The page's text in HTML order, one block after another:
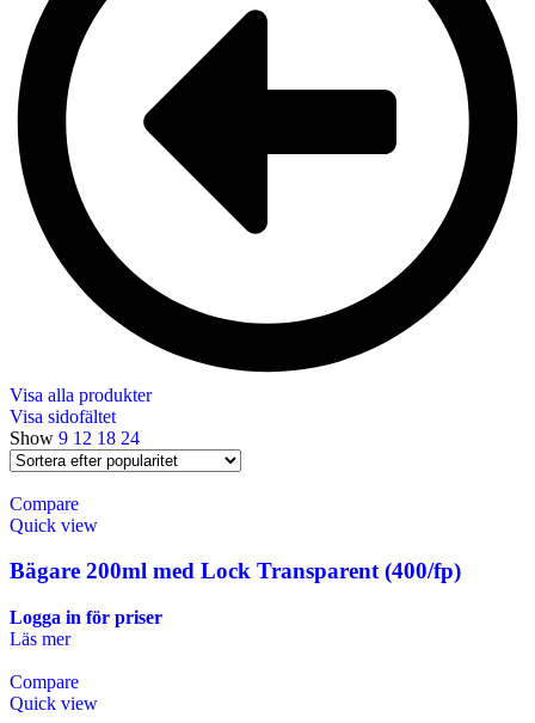
Visa alla produkter
Visa sidofältet
Show 9 12 18 24
Compare
Quick view
Bägare 200ml med Lock Transparent (400/fp)
Logga in för priser
Läs mer
Compare
Quick view